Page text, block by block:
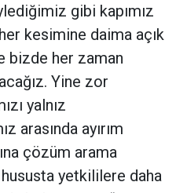
gibi kapımız
kesimine daima açık
bizde her zaman
Yine zor
yalnız
arasında ayırım
çözüm arama
hususta yetkililere daha